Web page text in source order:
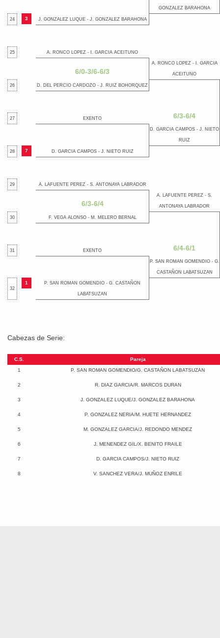
GONZALEZ BARAHONA
24 3 J. GONZALEZ LUQUE - J. GONZALEZ BARAHONA
25 A. RONCO LOPEZ - I. GARCIA ACEITUNO
6/0-3/6-6/3
A. RONCO LOPEZ - I. GARCIA
ACEITUNO
26 D. DEL PERCIO CARDOZO - J. RUIZ BOHORQUEZ
6/3-6/4
27 EXENTO
D. GARCIA CAMPOS - J. NIETO
RUIZ
28 7 D. GARCIA CAMPOS - J. NIETO RUIZ
29 A. LAFUENTE PEREZ - S. ANTONAYA LABRADOR
6/3-6/4
A. LAFUENTE PEREZ - S.
ANTONAYA LABRADOR
30 F. VEGA ALONSO - M. MELERO BERNAL
6/4-6/1
31 EXENTO
P. SAN ROMAN GOMENDIO - G.
CASTAÑON LABATSUZAN
32
1 P. SAN ROMAN GOMENDIO - G. CASTAÑON
LABATSUZAN
Cabezas de Serie:
C.S.
Pareja
1
P. SAN ROMAN GOMENDIO/G. CASTAÑON LABATSUZAN
2 R. DIAZ GARCIA/R. MARCOS DURAN
3 J. GONZALEZ LUQUE/J. GONZALEZ BARAHONA
4 P. GONZALEZ NERIA/M. HUETE HERNANDEZ
5 M. GONZALEZ GARCIA/J. REDONDO MENDEZ
6 J. MENENDEZ GIL/X. BENITO FRAILE
7 D. GARCIA CAMPOS/J. NIETO RUIZ
8 V. SANCHEZ VERA/J. MUÑOZ ENRILE